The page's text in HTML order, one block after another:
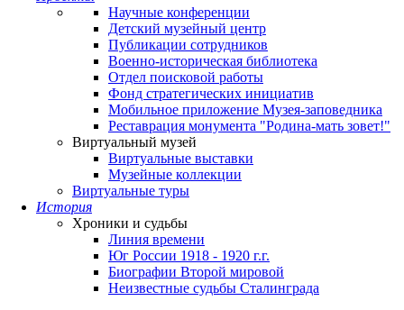
Научные конференции
Детский музейный центр
Публикации сотрудников
Военно-историческая библиотека
Отдел поисковой работы
Фонд стратегических инициатив
Мобильное приложение Музея-заповедника
Реставрация монумента "Родина-мать зовет!"
Виртуальный музей
Виртуальные выставки
Музейные коллекции
Виртуальные туры
История
Хроники и судьбы
Линия времени
Юг России 1918 - 1920 г.г.
Биографии Второй мировой
Неизвестные судьбы Сталинграда